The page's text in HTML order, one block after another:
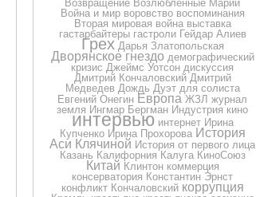
Возвращение Возлюбленные Марии
Война и мир воровство воспоминания
Вторая мировая война выставка
гастарбайтеры гастроли Гейдар Алиев
Грех Дарья Златопольская
Дворянское гнездо демографический
кризис Джеймс Уотсон дискуссия
Дмитрий Кончаловский Дмитрий
Медведев Дождь Дуэт для солиста
Евгений Онегин Европа ЖЗЛ журнал
земля Ингмар Бергман Индустрия кино
интервью интернет Ирина
Купченко Ирина Прохорова История
Аси Клячиной История от первого лица
Казань Калифорния Калуга КиноСоюз
Китай Клинтон коммерция
консерватория Константин Эрнст
конфликт Кончаловский коррупция